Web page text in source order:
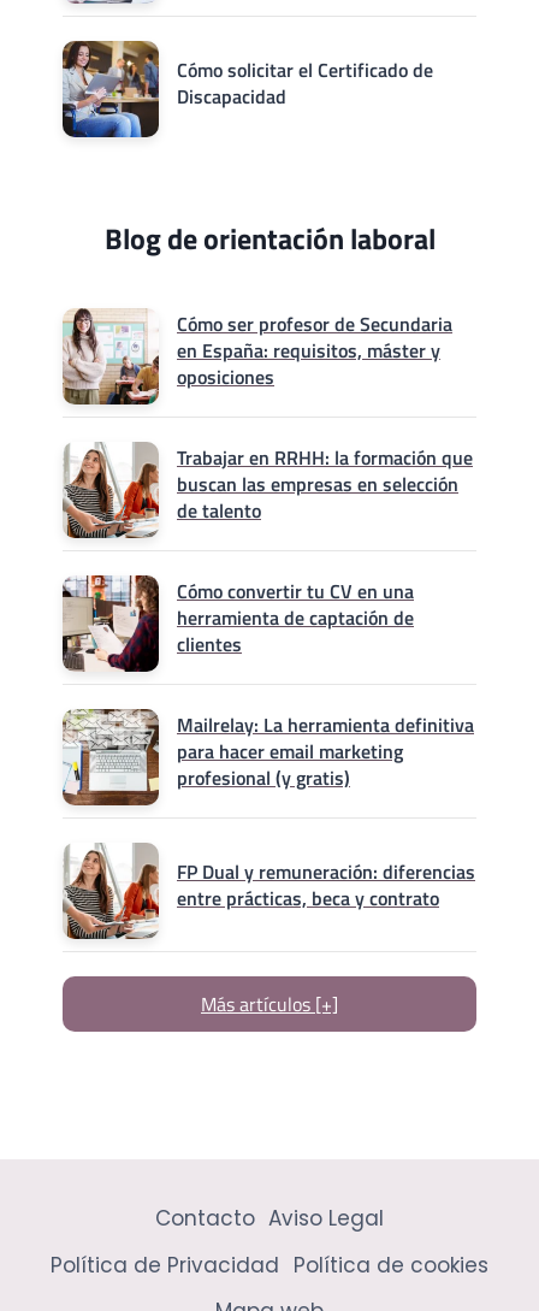
Cómo solicitar el Certificado de
Discapacidad
Blog de orientación laboral
Cómo ser profesor de Secundaria
en España: requisitos, máster y
oposiciones
Trabajar en RRHH: la formación que
buscan las empresas en selección
de talento
Cómo convertir tu CV en una
herramienta de captación de
clientes
Mailrelay: La herramienta definitiva
para hacer email marketing
profesional (y gratis)
FP Dual y remuneración: diferencias
entre prácticas, beca y contrato
Más artículos [+]
Contacto Aviso Legal
Política de Privacidad Política de cookies